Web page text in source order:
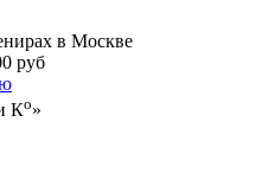
в Москве
руб
Ко»